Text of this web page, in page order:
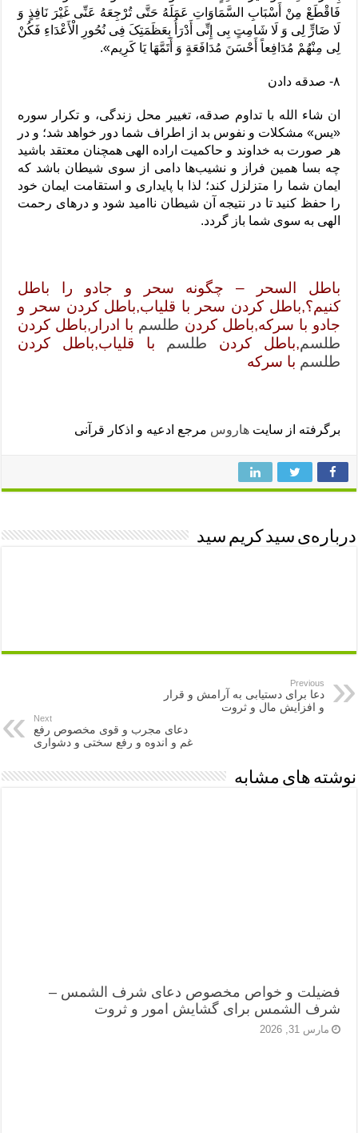
فَاقْطَعْ مِنْ أَسْبَابِ السَّمَاوَاتِ عَمَلَهُ حَتَّی تُرْجِعَهُ عَنِّی غَیْرَ نَافِذٍ وَ
لَا ضَارٍّ لِی وَ لَا شَامِتٍ بِی إِنِّی أَدْرَأُ بِعَظَمَتِکَ فِی نُحُورِ الْأَعْدَاءِ فَکُنْ
لِی مِنْهُمْ مُدَافِعاً أَحْسَنَ مُدَافَعَةٍ وَ أَتَمَّهَا یَا کَرِیم‏».
۸- صدقه دادن
ان شاء الله با تداوم صدقه، تغییر محل زندگی، و تکرار سوره
«یس» مشکلات و نفوس بد از اطراف شما دور خواهد شد؛ و در
هر صورت به خداوند و حاکمیت اراده الهی همچنان معتقد باشید
چه بسا همین فراز و نشیب‌ها دامی از سوی شیطان باشد که
ایمان شما را متزلزل کند؛ لذا با پایداری و استقامت ایمان خود
را حفظ کنید تا در نتیجه آن شیطان ناامید شود و در‌های رحمت
الهی به سوی شما باز گردد.
باطل السحر – چگونه سحر و جادو را باطل
کنیم؟,باطل كردن سحر با قلياب,باطل كردن سحر و
جادو با سرکه,باطل كردن طلسم با ادرار,باطل كردن
طلسم,باطل كردن طلسم با قلياب,باطل كردن
طلسم با سرکه
برگرفته از سایتهاروس مرجع ادعیه و اذکار قرآنی
درباره‌ی سید کریم سید
Previous
دعا برای دستیابی به آرامش و قرار
و افزایش مال و ثروت
Next
دعای مجرب و قوی مخصوص رفع
غم و اندوه و رفع سختی و دشواری
نوشته های مشابه
فضیلت و خواص مخصوص دعای شرف الشمس –
شرف الشمس برای گشایش امور و ثروت
مارس 31, 2026